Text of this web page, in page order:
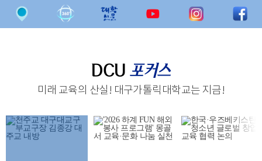
DCU 포커스
미래 교육의 산실 ! 대구가톨릭대학교는 지금!